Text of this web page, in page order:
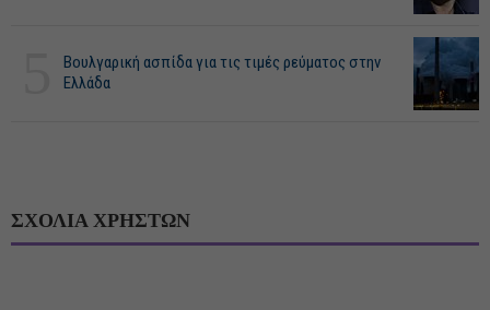
Βουλγαρική ασπίδα για τις τιμές ρεύματος στην
Ελλάδα
ΣΧΟΛΙΑ ΧΡΗΣΤΩΝ